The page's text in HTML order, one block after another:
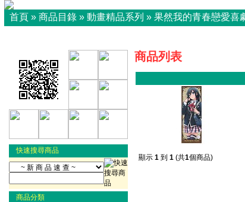
首頁 » 商品目錄 » 動畫精品系列 » 果然我的青春戀愛喜
快速搜尋商品
商品分類
商品列表
顯示 1 到 1 (共1個商品)